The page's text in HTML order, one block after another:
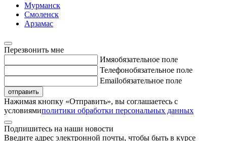
Мурманск
Смоленск
Арзамас
Перезвонить мне
Имяобязательное поле
Телефонобязательное поле
Emailобязательное поле
отправить
Нажимая кнопку «Отправить», вы соглашаетесь с
условиямиполитики обработки персональных данных
Подпишитесь на наши новости
Введите адрес электронной почты, чтобы быть в курсе